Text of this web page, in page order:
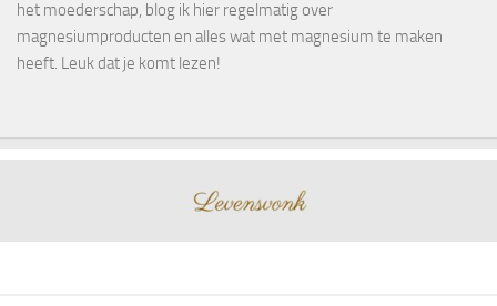
het moederschap, blog ik hier regelmatig over
magnesiumproducten en alles wat met magnesium te maken
heeft. Leuk dat je komt lezen!